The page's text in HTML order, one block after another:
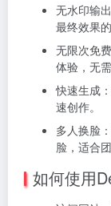
无水印输
最终效果的
无限次免
体验，无
快速生成
速创作。
多人换脸
脸，适合
如何使用